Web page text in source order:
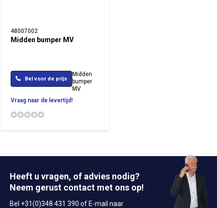
48007002
Midden bumper MV
Bel voor de prijs
Midden
bumper
MV
Vraag naar de levertijd!
Heeft u vragen, of advies nodig?
Neem gerust contact met ons op!
Bel +31(0)348 431 390 of E-mail naar